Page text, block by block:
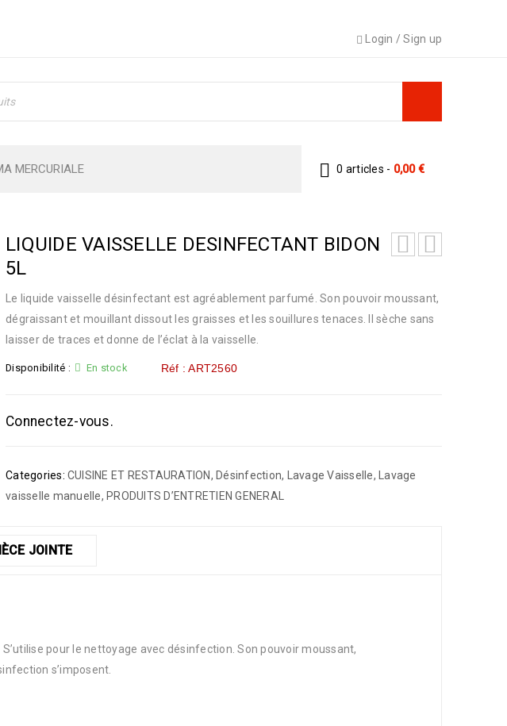
Login /Sign up
MERCURIALE 0 articles - 0,00€
LIQUIDE VAISSELLE DESINFECTANT BIDON
5L
Le liquide vaisselle désinfectant est agréablement parfumé. Son pouvoir moussant,
dégraissant et mouillant dissout les graisses et les souillures tenaces. Il sèche sans
laisser de traces et donne de l’éclat à la vaisselle.
Disponibilité : En stock Réf : ART2560
Connectez-vous.
Categories: CUISINE ET RESTAURATION, Désinfection, Lavage Vaisselle,
Lavage
vaisselle manuelle, PRODUITS D’ENTRETIEN GENERAL
JOINTE
pour le nettoyage avec désinfection. Son pouvoir moussant,
s’imposent.